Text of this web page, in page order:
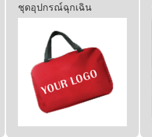
ชุดอุปกรณ์ฉุกเฉิน